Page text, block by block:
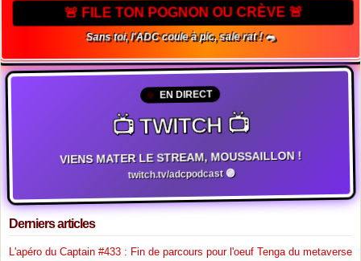
🚨 FILE TON POGNON OU CRÈVE 🚨
Sans toi, l'ADC coule à pic, sale rat ! 🐀
EN DIRECT
📺 TWITCH 📺
VIENS MATER LE STREAM, MOUSSAILLON !
twitch.tv/adcpodcast 🟣
Derniers articles
L'apéro du Captain #433 : Fin de parcours pour l'oeuf Tenga du metaverse